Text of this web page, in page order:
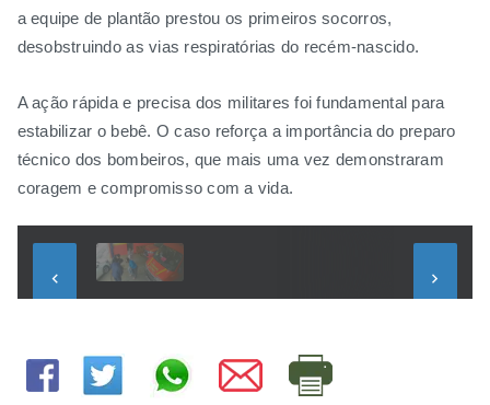
a equipe de plantão prestou os primeiros socorros,
desobstruindo as vias respiratórias do recém-nascido.
A ação rápida e precisa dos militares foi fundamental para
estabilizar o bebê. O caso reforça a importância do preparo
técnico dos bombeiros, que mais uma vez demonstraram
coragem e compromisso com a vida.
keyboard_arrow_left keyboard_arrow_right